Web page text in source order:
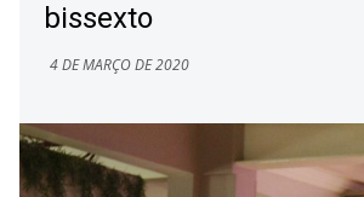
bissexto
4 DE MARÇO DE 2020